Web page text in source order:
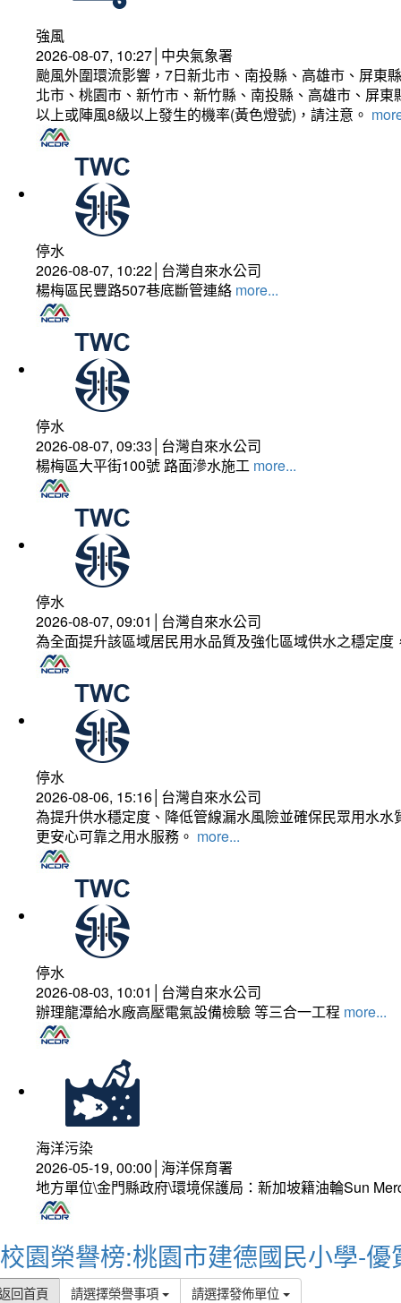
強風
2026-08-07, 10:27│中央氣象署
颱風外圍環流影響，7日新北市、南投縣、高雄市、屏東
北市、桃園市、新竹市、新竹縣、南投縣、高雄市、屏
以上或陣風8級以上發生的機率(黃色燈號)，請注意。
停水
2026-08-07, 10:22│台灣自來水公司
楊梅區民豐路507巷底斷管連絡 more...
停水
2026-08-07, 09:33│台灣自來水公司
楊梅區大平街100號 路面滲水施工 more...
停水
2026-08-07, 09:01│台灣自來水公司
為全面提升該區域居民用水品質及強化區域供水之穩定
停水
2026-08-06, 15:16│台灣自來水公司
為提升供水穩定度、降低管線漏水風險並確保民眾用水
更安心可靠之用水服務。 more...
停水
2026-08-03, 10:01│台灣自來水公司
辦理龍潭給水廠高壓電氣設備檢驗 等三合一工程 more...
海洋污染
2026-05-19, 00:00│海洋保育署
地方單位\金門縣政府\環境保護局：新加坡籍油輪Sun
校園榮譽榜:桃園市建德國民小學-優
回首頁 請選擇榮譽事項 請選擇發佈單位